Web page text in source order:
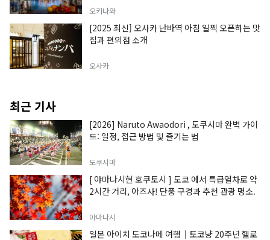
오키나와
[2025 최신] 오사카 난바역 아침 일찍 오픈하는 맛
집과 편의점 소개
오사카
최근 기사
[2026] Naruto Awaodori , 도쿠시마 완벽 가이
드: 일정, 접근 방법 및 즐기는 법
도쿠시마
[ 야마나시현 호쿠토시 ] 도쿄 에서 특급열차로 약
2시간 거리, 아즈사! 단풍 구경과 추천 관광 명소.
야마나시
일본 아이치 도코나메 여행｜토코냥 20주년 헬로